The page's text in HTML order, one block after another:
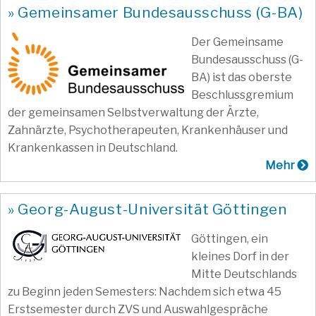
» Gemeinsamer Bundesausschuss (G-BA)
Der Gemeinsame
Bundesausschuss (G-
BA) ist das oberste
Beschlussgremium
der gemeinsamen Selbstverwaltung der Ärzte,
Zahnärzte, Psychotherapeuten, Krankenhäuser und
Krankenkassen in Deutschland.
Mehr
» Georg-August-Universität Göttingen
Göttingen, ein
kleines Dorf in der
Mitte Deutschlands
zu Beginn jeden Semesters: Nachdem sich etwa 45
Erstsemester durch ZVS und Auswahlgespräche